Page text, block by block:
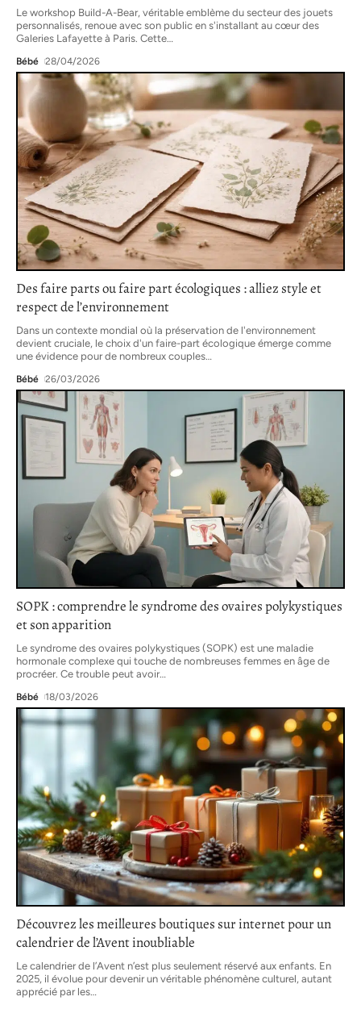
Le workshop Build-A-Bear, véritable emblème du secteur des jouets
personnalisés, renoue avec son public en s'installant au cœur des
Galeries Lafayette à Paris. Cette…
Bébé 28/04/2026
Des faire parts ou faire part écologiques : alliez style et
respect de l’environnement
Dans un contexte mondial où la préservation de l'environnement
devient cruciale, le choix d'un faire-part écologique émerge comme
une évidence pour de nombreux couples…
Bébé 26/03/2026
SOPK : comprendre le syndrome des ovaires polykystiques
et son apparition
Le syndrome des ovaires polykystiques (SOPK) est une maladie
hormonale complexe qui touche de nombreuses femmes en âge de
procréer. Ce trouble peut avoir
Bébé 18/03/2026
Découvrez les meilleures boutiques sur internet pour un
calendrier de l’Avent inoubliable
Le calendrier de l’Avent n’est plus seulement réservé aux enfants. En
2025, il évolue pour devenir un véritable phénomène culturel, autant
apprécié par les